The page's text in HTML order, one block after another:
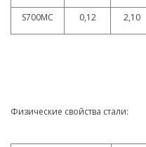
S700MC 0,12 2,10
Физические свойства стали: